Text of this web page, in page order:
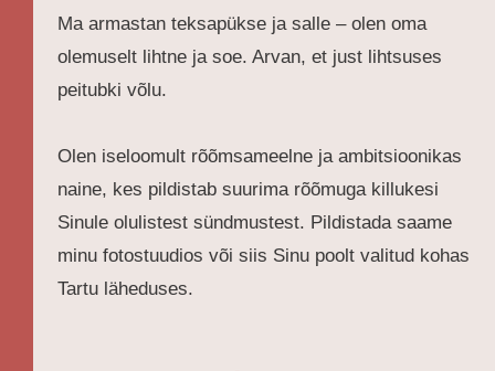
Ma armastan teksapükse ja salle – olen oma
olemuselt lihtne ja soe. Arvan, et just lihtsuses
peitubki võlu.
Olen iseloomult rõõmsameelne ja ambitsioonikas
naine, kes pildistabsuurima rõõmuga killukesi
Sinule olulistest sündmustest. Pildistada saame
minu fotostuudios või siis Sinu poolt valitud kohas
Tartu läheduses.